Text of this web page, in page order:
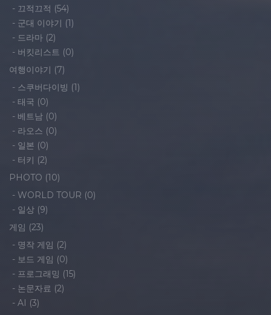
- 끄적끄적 (54)
- 군대 이야기 (1)
- 드라마 (2)
- 버킷리스트 (0)
여행이야기 (7)
- 스쿠버다이빙 (1)
- 태국 (0)
- 베트남 (0)
- 라오스 (0)
- 일본 (0)
- 터키 (2)
PHOTO (10)
- WORLD TOUR (0)
- 일상 (9)
게임 (23)
- 명작 게임 (2)
- 보드 게임 (0)
- 프로그래밍 (15)
- 논문자료 (2)
- AI (3)